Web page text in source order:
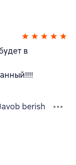
в
berish